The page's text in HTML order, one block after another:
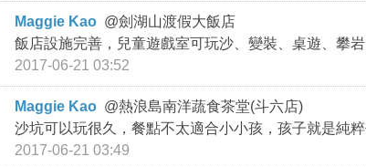
Maggie Kao @劍湖山渡假大飯店
飯店設施完善，兒童遊戲室可玩沙、變裝、桌遊、攀
2017-06-21 03:52
Maggie Kao @熱浪島南洋蔬食茶堂(斗六店)
沙坑可以玩很久，餐點不太適合小小孩，孩子就是純
2017-06-21 03:49